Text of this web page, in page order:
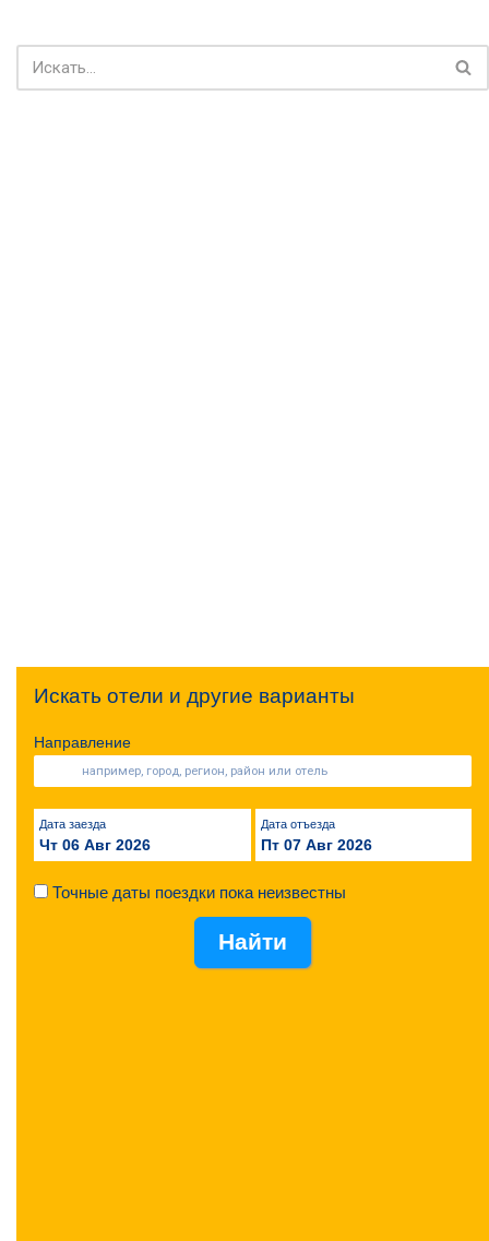
Искать отели и другие варианты
Направление
Дата заезда
Чт 06 Авг 2026
Дата отъезда
Пт 07 Авг 2026
Точные даты поездки пока неизвестны